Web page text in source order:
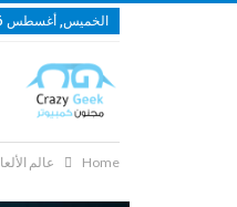
الخميس, أغسطس 6, 2026
Home عالم